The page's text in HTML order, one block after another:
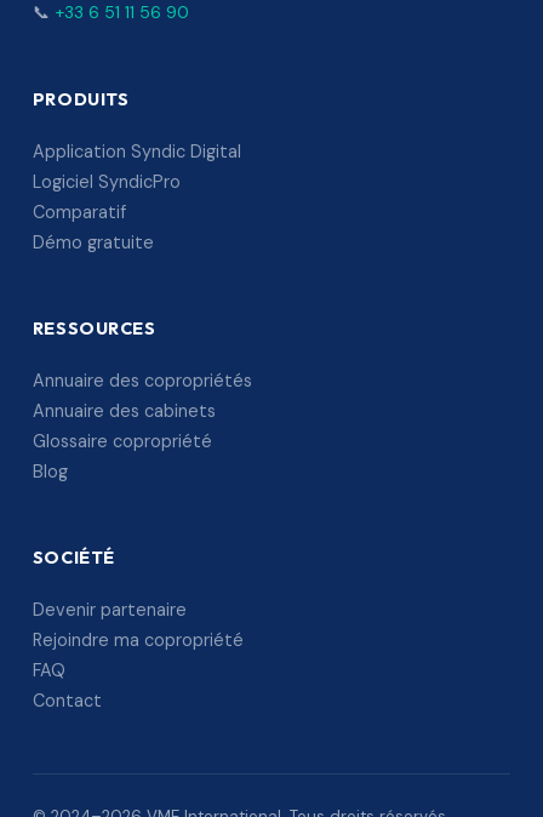
📞 +33 6 51 11 56 90
PRODUITS
Application Syndic Digital
Logiciel SyndicPro
Comparatif
Démo gratuite
RESSOURCES
Annuaire des copropriétés
Annuaire des cabinets
Glossaire copropriété
Blog
SOCIÉTÉ
Devenir partenaire
Rejoindre ma copropriété
FAQ
Contact